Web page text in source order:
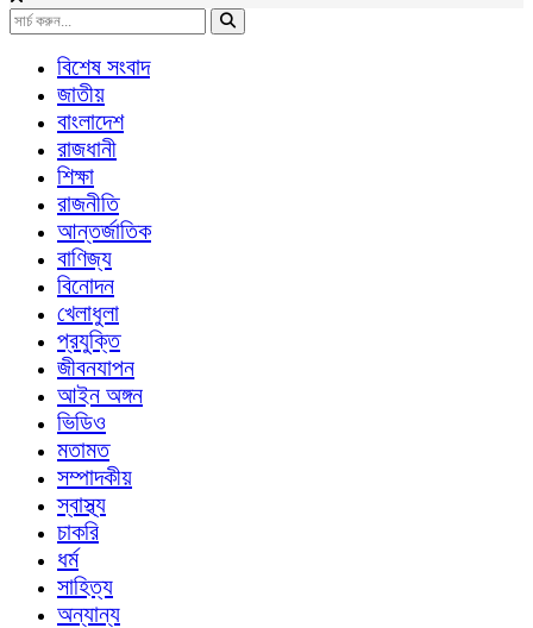
বিশেষ সংবাদ
জাতীয়
বাংলাদেশ
রাজধানী
শিক্ষা
রাজনীতি
আন্তর্জাতিক
বাণিজ্য
বিনোদন
খেলাধুলা
প্রযুক্তি
জীবনযাপন
আইন অঙ্গন
ভিডিও
মতামত
সম্পাদকীয়
স্বাস্থ্য
চাকরি
ধর্ম
সাহিত্য
অন্যান্য